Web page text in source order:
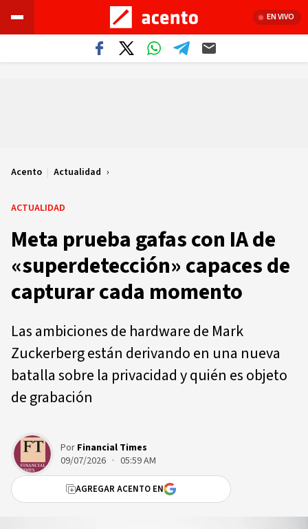
EN VIVO
Acento | Actualidad
ACTUALIDAD
Meta prueba gafas con IA de
«superdetección» capaces de
capturar cada momento
Las ambiciones de hardware de Mark
Zuckerberg están derivando en una nueva
batalla sobre la privacidad y quién es objeto
de grabación
Por Financial Times
09/07/2026 · 05:59 AM
AGREGAR ACENTO EN